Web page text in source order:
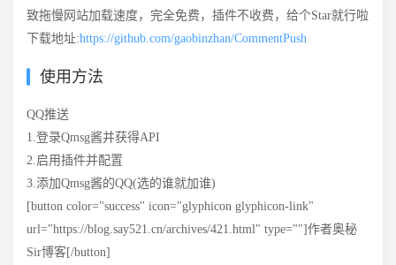
致拖慢网站加载速度，完全免费，插件不收费，给个Star就行啦
下载地址:https://github.com/gaobinzhan/CommentPush
使用方法
QQ推送
1.登录Qmsg酱并获得API
2.启用插件并配置
3.添加Qmsg酱的QQ(选的谁就加谁)
[button color="success" icon="glyphicon glyphicon-link"
url="https://blog.say521.cn/archives/421.html" type=""]作者奥秘
Sir博客[/button]